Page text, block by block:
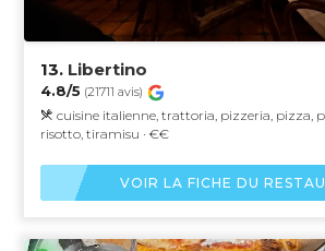
13. Libertino
4.8/5 (21711 avis)
cuisine italienne, trattoria, pizzeria, pizza,
risotto, tiramisu · €€
VOIR LA FICHE DU